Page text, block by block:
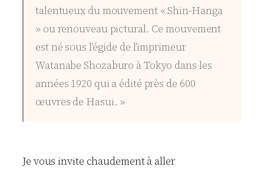
talentueux du mouvement « Shin-Hanga
» ou renouveau pictural. Ce mouvement
est né sous l’égide de l’imprimeur
Watanabe Shozaburo à Tokyo dans les
années 1920 qui a édité près de 600
œuvres de Hasui. »
Je vous invite chaudement à aller